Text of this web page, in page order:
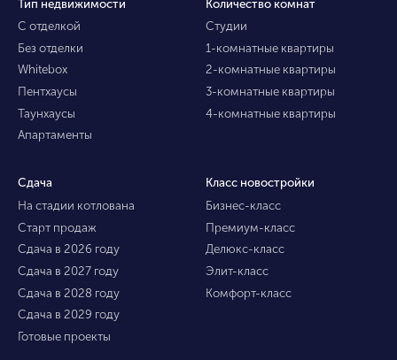
Тип недвижимости
С отделкой
Без отделки
Whitebox
Пентхаусы
Таунхаусы
Апартаменты
Количество комнат
Студии
1-комнатные квартиры
2-комнатные квартиры
3-комнатные квартиры
4-комнатные квартиры
Сдача
На стадии котлована
Старт продаж
Сдача в 2026 году
Сдача в 2027 году
Сдача в 2028 году
Сдача в 2029 году
Готовые проекты
Класс новостройки
Бизнес-класс
Премиум-класс
Делюкс-класс
Элит-класс
Комфорт-класс